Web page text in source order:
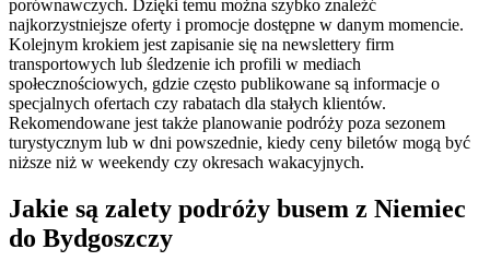
porównawczych. Dzięki temu można szybko znaleźć
najkorzystniejsze oferty i promocje dostępne w danym momencie.
Kolejnym krokiem jest zapisanie się na newslettery firm
transportowych lub śledzenie ich profili w mediach
społecznościowych, gdzie często publikowane są informacje o
specjalnych ofertach czy rabatach dla stałych klientów.
Rekomendowane jest także planowanie podróży poza sezonem
turystycznym lub w dni powszednie, kiedy ceny biletów mogą być
niższe niż w weekendy czy okresach wakacyjnych.
Jakie są zalety podróży busem z Niemiec
do Bydgoszczy